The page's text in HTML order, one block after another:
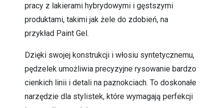
pracy z lakierami hybrydowymi i gęstszymi
produktami, takimi jak żele do zdobień, na
przykład Paint Gel.
Dzięki swojej konstrukcji i włosiu syntetycznemu,
pędzelek umożliwia precyzyjne rysowanie bardzo
cienkich linii i detali na paznokciach. To doskonałe
narzędzie dla stylistek, które wymagają perfekcji